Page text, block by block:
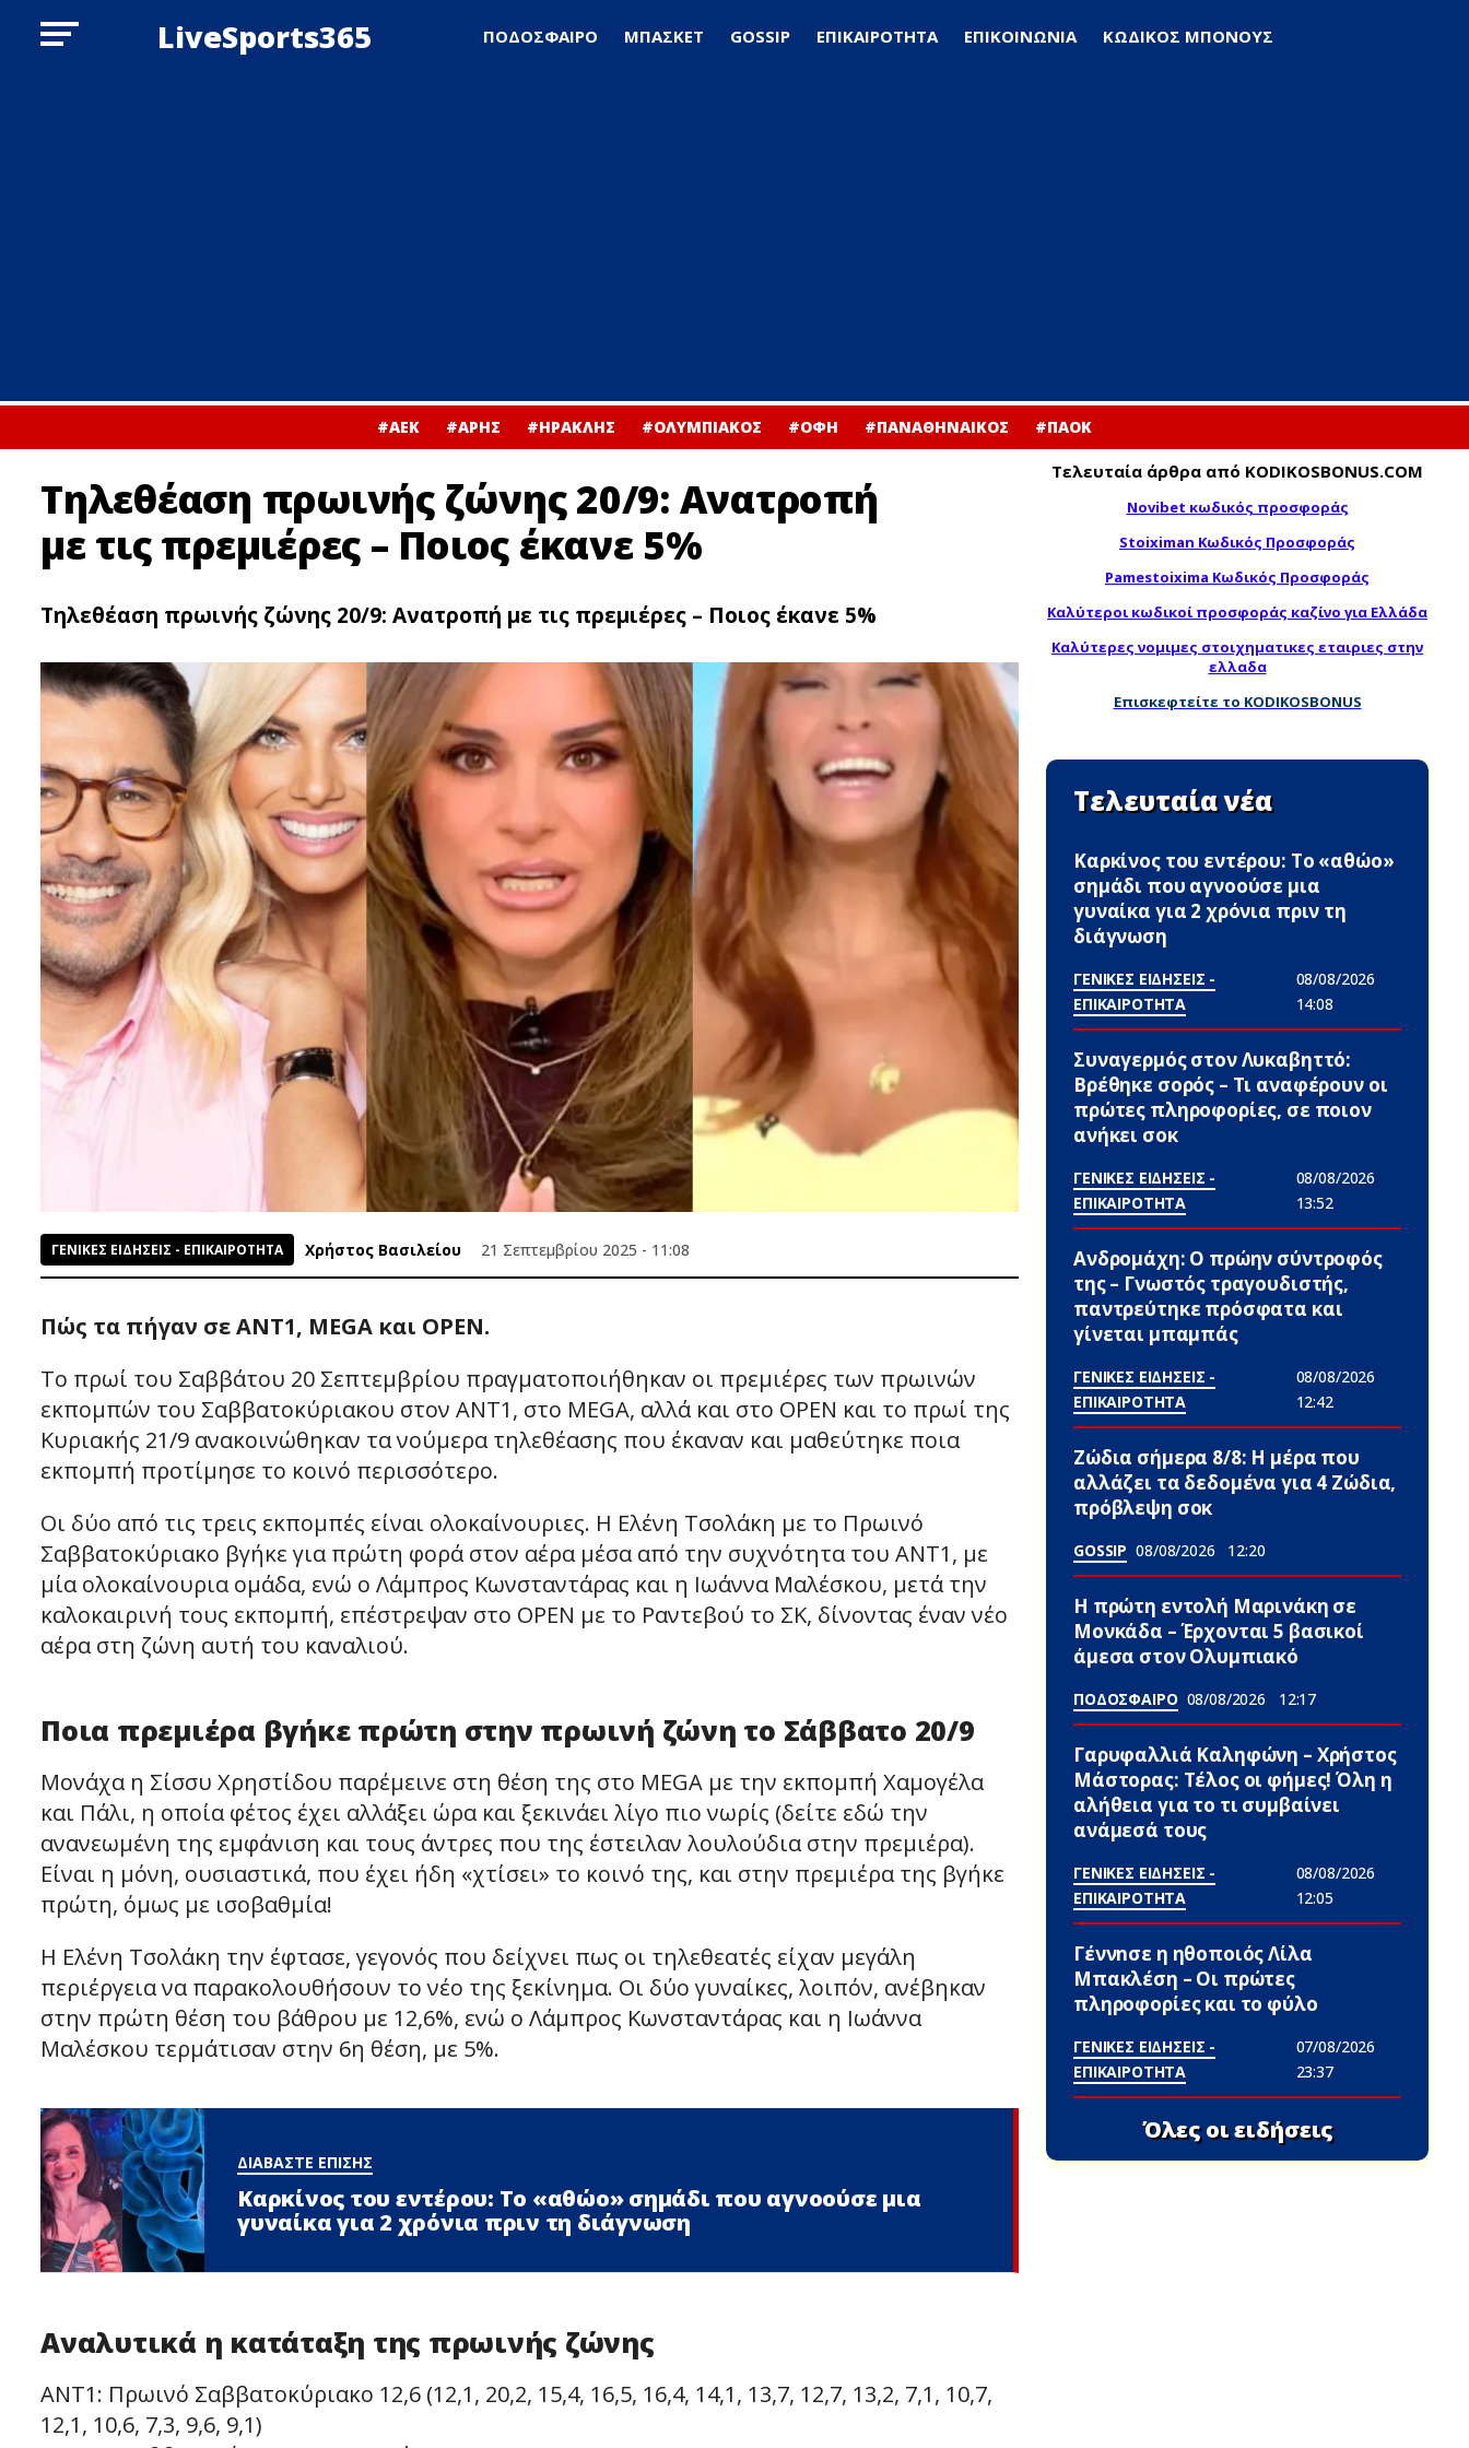
LiveSports365 ΠΟΔΟΣΦΑΙΡΟ ΜΠΑΣΚΕΤ GOSSIP ΕΠΙΚΑΙΡΟΤΗΤΑ ΕΠΙΚΟΙΝΩΝΙΑ ΚΩΔΙΚΟΣ ΜΠΟΝΟΥΣ
#ΑΕΚ #ΑΡΗΣ #ΗΡΑΚΛΗΣ #ΟΛΥΜΠΙΑΚΟΣ #ΟΦΗ #ΠΑΝΑΘΗΝΑΙΚΟΣ #ΠΑΟΚ
Τηλεθέαση πρωινής ζώνης 20/9: Ανατροπή
με τις πρεμιέρες – Ποιος έκανε 5%
Τηλεθέαση πρωινής ζώνης 20/9: Ανατροπή με τις πρεμιέρες – Ποιος έκανε 5%
ΓΕΝΙΚΕΣ ΕΙΔΗΣΕΙΣ - ΕΠΙΚΑΙΡΟΤΗΤΑ Χρήστος Βασιλείου 21 Σεπτεμβρίου 2025 - 11:08
Πώς τα πήγαν σε ΑΝΤ1, MEGA και OPEN.
Το πρωί του Σαββάτου 20 Σεπτεμβρίου πραγματοποιήθηκαν οι πρεμιέρες των πρωινών
εκπομπών του Σαββατοκύριακου στον ΑΝΤ1, στο MEGA, αλλά και στο OPEN και το πρωί της
Κυριακής 21/9 ανακοινώθηκαν τα νούμερα τηλεθέασης που έκαναν και μαθεύτηκε ποια
εκπομπή προτίμησε το κοινό περισσότερο.
Οι δύο από τις τρεις εκπομπές είναι ολοκαίνουριες. Η Ελένη Τσολάκη με το Πρωινό
Σαββατοκύριακο βγήκε για πρώτη φορά στον αέρα μέσα από την συχνότητα του ΑΝΤ1, με
μία ολοκαίνουρια ομάδα, ενώ ο Λάμπρος Κωνσταντάρας και η Ιωάννα Μαλέσκου, μετά την
καλοκαιρινή τους εκπομπή, επέστρεψαν στο OPEN με το Ραντεβού το ΣΚ, δίνοντας έναν νέο
αέρα στη ζώνη αυτή του καναλιού.
Ποια πρεμιέρα βγήκε πρώτη στην πρωινή ζώνη το Σάββατο 20/9
Μονάχα η Σίσσυ Χρηστίδου παρέμεινε στη θέση της στο MEGA με την εκπομπή Χαμογέλα
και Πάλι, η οποία φέτος έχει αλλάξει ώρα και ξεκινάει λίγο πιο νωρίς (δείτε εδώ την
ανανεωμένη της εμφάνιση και τους άντρες που της έστειλαν λουλούδια στην πρεμιέρα).
Είναι η μόνη, ουσιαστικά, που έχει ήδη «χτίσει» το κοινό της, και στην πρεμιέρα της βγήκε
πρώτη, όμως με ισοβαθμία!
Η Ελένη Τσολάκη την έφτασε, γεγονός που δείχνει πως οι τηλεθεατές είχαν μεγάλη
περιέργεια να παρακολουθήσουν το νέο της ξεκίνημα. Οι δύο γυναίκες, λοιπόν, ανέβηκαν
στην πρώτη θέση του βάθρου με 12,6%, ενώ ο Λάμπρος Κωνσταντάρας και η Ιωάννα
Μαλέσκου τερμάτισαν στην 6η θέση, με 5%.
ΔΙΑΒΑΣΤΕ ΕΠΙΣΗΣ
Καρκίνος του εντέρου: Το «αθώο» σημάδι που αγνοούσε μια
γυναίκα για 2 χρόνια πριν τη διάγνωση
Αναλυτικά η κατάταξη της πρωινής ζώνης
ΑΝΤ1: Πρωινό Σαββατοκύριακο 12,6 (12,1, 20,2, 15,4, 16,5, 16,4, 14,1, 13,7, 12,7, 13,2, 7,1, 10,7,
12,1, 10,6, 7,3, 9,6, 9,1)
Τελευταία άρθρα από KODIKOSBONUS.COM
Novibet κωδικός προσφοράς
Stoiximan Κωδικός Προσφοράς
Pamestoixima Κωδικός Προσφοράς
Καλύτεροι κωδικοί προσφοράς καζίνο για Ελλάδα
Καλύτερες νομιμες στοιχηματικες εταιριες στην
ελλαδα
Επισκεφτείτε το KODIKOSBONUS
Τελευταία νέα
Καρκίνος του εντέρου: Το «αθώο»
σημάδι που αγνοούσε μια
γυναίκα για 2 χρόνια πριν τη
διάγνωση
ΓΕΝΙΚΕΣ ΕΙΔΗΣΕΙΣ -
ΕΠΙΚΑΙΡΟΤΗΤΑ
08/08/2026
14:08
Συναγερμός στον Λυκαβηττό:
Βρέθηκε σορός – Τι αναφέρουν οι
πρώτες πληροφορίες, σε ποιον
ανήκει σoκ
ΓΕΝΙΚΕΣ ΕΙΔΗΣΕΙΣ -
ΕΠΙΚΑΙΡΟΤΗΤΑ
08/08/2026
13:52
Ανδρομάχη: Ο πρώην σύντροφός
της – Γνωστός τραγουδιστής,
παντρεύτηκε πρόσφατα και
γίνεται μπαμπάς
ΓΕΝΙΚΕΣ ΕΙΔΗΣΕΙΣ -
ΕΠΙΚΑΙΡΟΤΗΤΑ
08/08/2026
12:42
Ζώδια σήμερα 8/8: Η μέρα που
αλλάζει τα δεδομένα για 4 Zώδια,
πρόβλεψη σoκ
GOSSIP 08/08/2026 12:20
Η πρώτη εντολή Μαρινάκη σε
Μονκάδα – Έρχονται 5 βασικοί
άμεσα στον Ολυμπιακό
ΠΟΔΟΣΦΑΙΡΟ 08/08/2026 12:17
Γαρυφαλλιά Καληφώνη – Χρήστος
Μάστορας: Τέλος οι φήμες! Όλη η
αλήθεια για το τι συμβαίνει
ανάμεσά τους
ΓΕΝΙΚΕΣ ΕΙΔΗΣΕΙΣ -
ΕΠΙΚΑΙΡΟΤΗΤΑ
08/08/2026
12:05
Γέννnσε η ηθοποιός Λίλα
Μπακλέση – Οι πρώτες
πληροφορίες και το φύλο
ΓΕΝΙΚΕΣ ΕΙΔΗΣΕΙΣ -
ΕΠΙΚΑΙΡΟΤΗΤΑ
07/08/2026
23:37
Όλες οι ειδήσεις